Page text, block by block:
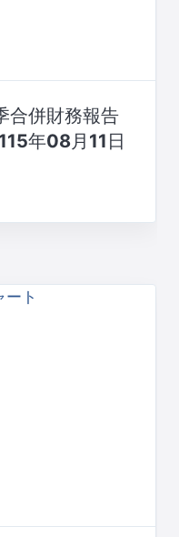
合併財務報告
年08月11日